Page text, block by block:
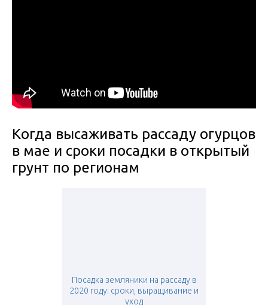
Когда высаживать рассаду огурцов
в мае и сроки посадки в открытый
грунт по регионам
Посадка земляники на рассаду в
2020 году: сроки, выращивание и
уход